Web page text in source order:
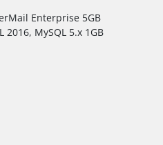
Enterprise 5GB
2016, MySQL 5.x 1GB